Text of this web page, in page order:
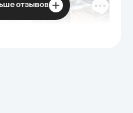
отзывов